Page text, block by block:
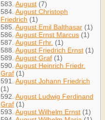
583. August (7)
584. August Christoph
Friedrich (1)
585. August Emil Balthasar (1)
586. August Ernst Marcus (1)
587. August Frhr. (1)
588. August Friedrich Ernst (1)
589. August Graf (1)
590. August Heinrich Friedr.
Graf (1)
591. August Johann Friedrich
(1)
592. August Ludwig Ferdinand
Graf (1)
593. August Wilhelm Ernst (1)